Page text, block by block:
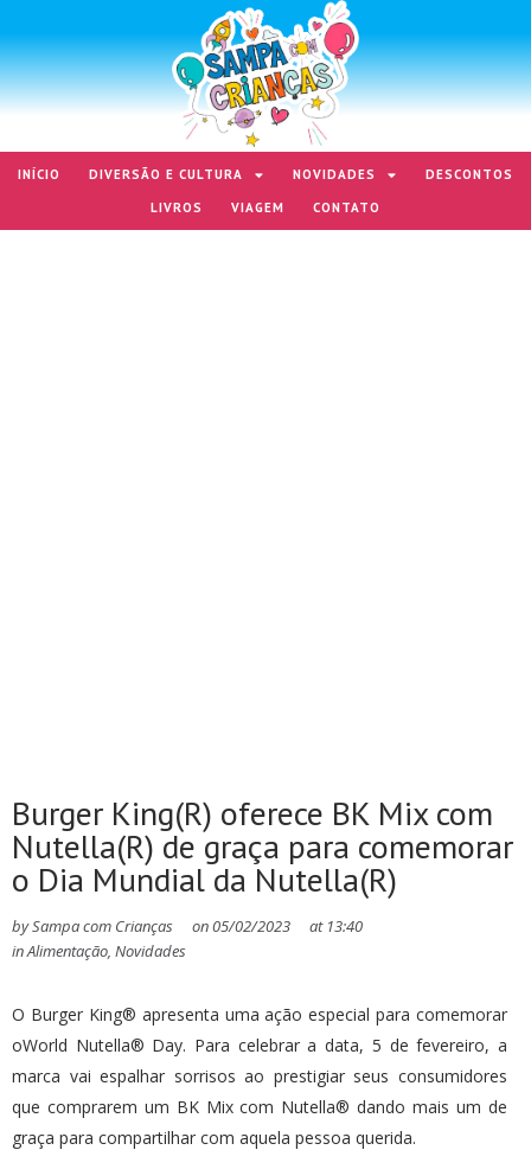
INÍCIO DIVERSÃO E CULTURA NOVIDADES
DESCONTOS
LIVROS
VIAGEM CONTATO
Burger King(R) oferece BK Mix com
Nutella(R) de graça para comemorar
o Dia Mundial da Nutella(R)
bySampa com Crianças on05/02/2023 at 13:40
inAlimentação, Novidades
O Burger King® apresenta uma ação especial para comemorar
oWorld Nutella® Day. Para celebrar a data, 5 de fevereiro, a
marca vai espalhar sorrisos ao prestigiar seus consumidores
que comprarem um BK Mix com Nutella® dando mais um de
graça para compartilhar com aquela pessoa querida.